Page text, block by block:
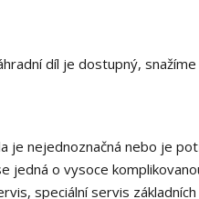
díl je dostupný,
je nejednoznačná nebo je
jedná o vysoce
speciální servis